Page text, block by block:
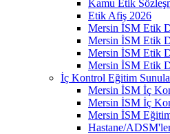
Kamu Etik
Etik Afiş 2026
Mersin İSM Etik
Mersin İSM Etik
Mersin İSM Etik
Mersin İSM Etik
İç Kontrol Eğitim
Mersin İSM İç
Mersin İSM İç
Mersin İSM
Hastane/